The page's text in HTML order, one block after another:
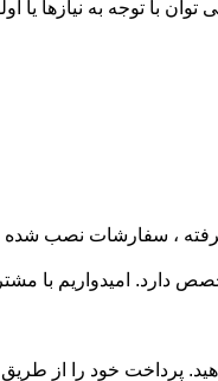
با توجه به نیازها یا